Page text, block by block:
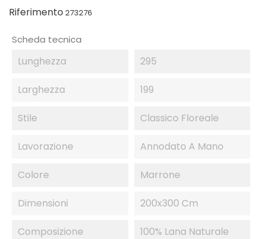
Riferimento 273276
Scheda tecnica
Lunghezza 295
Larghezza 199
Stile Classico Floreale
Lavorazione Annodato A Mano
Colore Marrone
Dimensioni 200x300 Cm
Composizione 100% Lana Naturale